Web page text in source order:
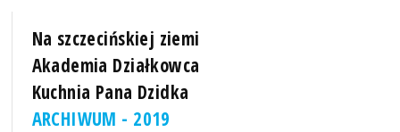
Na szczecińskiej ziemi
Akademia Działkowca
Kuchnia Pana Dzidka
ARCHIWUM - 2019